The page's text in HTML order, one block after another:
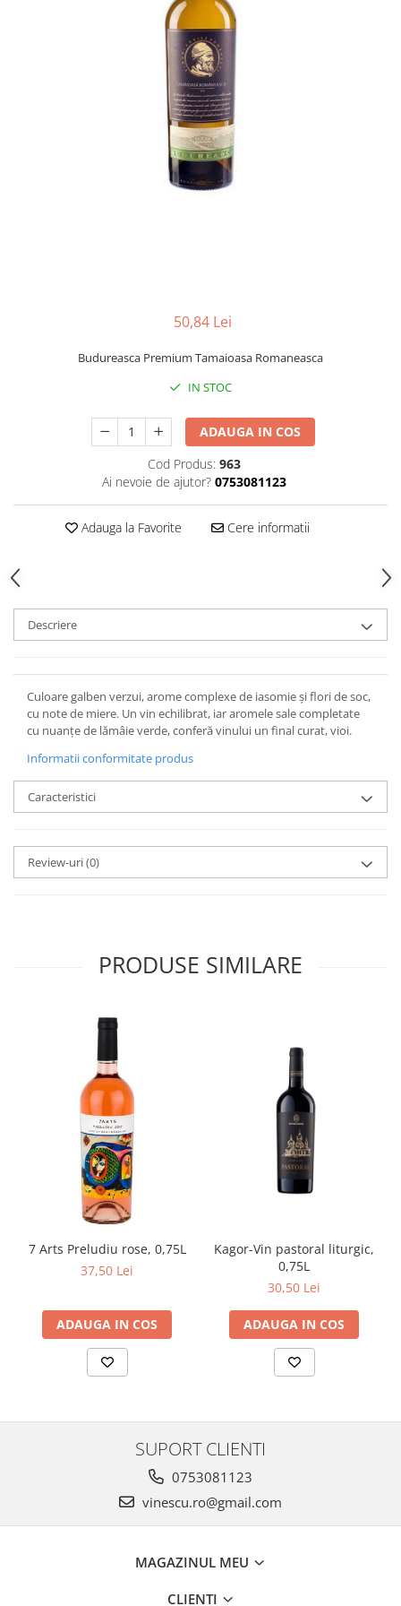
50,84 Lei
Budureasca Premium Tamaioasa Romaneasca
IN STOC
ADAUGA IN COS
Cod Produs: 963
Ai nevoie de ajutor? 0753081123
Adauga la Favorite Cere informatii
Descriere
Culoare galben verzui, arome complexe de iasomie și flori de soc,
cu note de miere. Un vin echilibrat, iar aromele sale completate
cu nuanțe de lămâie verde, conferă vinului un final curat, vioi.
Informatii conformitate produs
Caracteristici
Review-uri(0)
PRODUSE SIMILARE
7 Arts Preludiu rose, 0,75L
37,50 Lei
ADAUGA IN COS
Kagor-Vin pastoral liturgic,
0,75L
30,50 Lei
ADAUGA IN COS
SUPORT CLIENTI
0753081123
vinescu.ro@gmail.com
MAGAZINUL MEU
CLIENTI